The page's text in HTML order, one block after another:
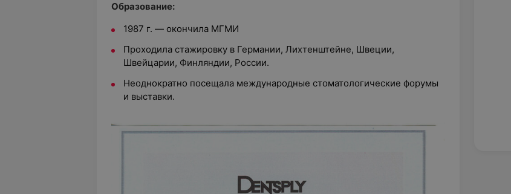
Образование:
1987 г. — окончила МГМИ
Проходила стажировку в Германии, Лихтенштейне, Швеции,
Швейцарии, Финляндии, России.
Неоднократно посещала международные стоматологические форумы
и выставки.